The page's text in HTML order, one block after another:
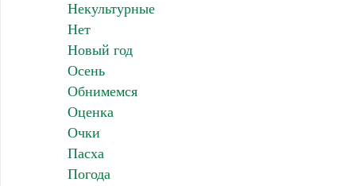
Некультурные
Нет
Новый год
Осень
Обнимемся
Оценка
Очки
Пасха
Погода